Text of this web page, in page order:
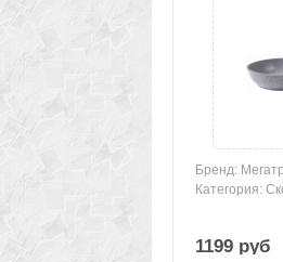
Бренд:
Категория:
1199 руб